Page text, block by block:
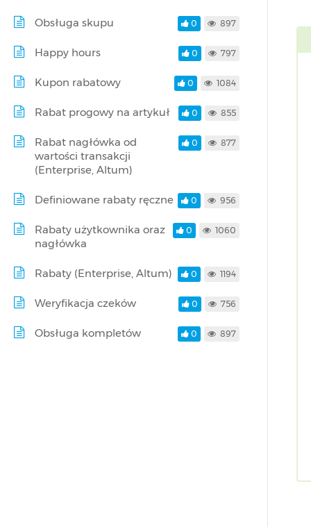
Obsługa skupu 0 897
Happy hours 0 797
Kupon rabatowy 0 1084
Rabat progowy na artykuł 0 855
Rabat nagłówka od
wartości transakcji
(Enterprise, Altum)
0 877
Definiowane rabaty ręczne 0 956
Rabaty użytkownika oraz
nagłówka
0 1060
Rabaty (Enterprise, Altum) 0 1194
Weryfikacja czeków 0 756
Obsługa kompletów 0 897